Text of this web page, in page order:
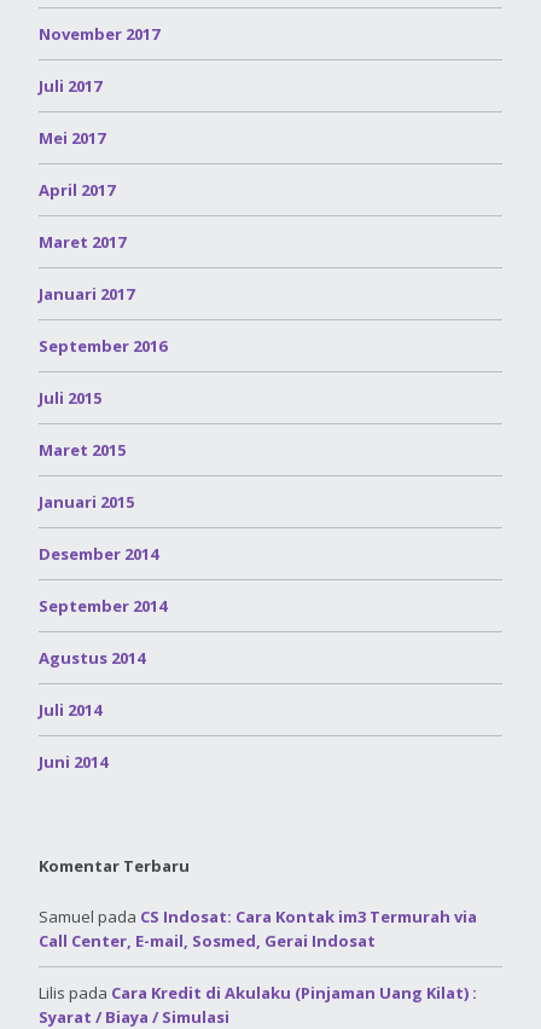
November 2017
Juli 2017
Mei 2017
April 2017
Maret 2017
Januari 2017
September 2016
Juli 2015
Maret 2015
Januari 2015
Desember 2014
September 2014
Agustus 2014
Juli 2014
Juni 2014
Komentar Terbaru
Samuel pada CS Indosat: Cara Kontak im3 Termurah via
Call Center, E-mail, Sosmed, Gerai Indosat
Lilis pada Cara Kredit di Akulaku (Pinjaman Uang Kilat) :
Syarat / Biaya / Simulasi